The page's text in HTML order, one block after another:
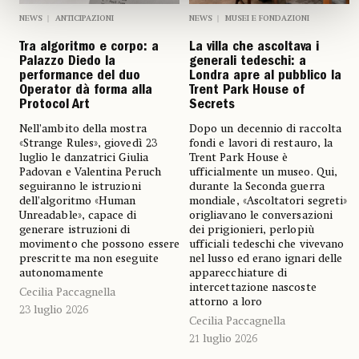
NEWS ANTICIPAZIONI
Tra algoritmo e corpo: a
Palazzo Diedo la
performance del duo
Operator dà forma alla
Protocol Art
Nell’ambito della mostra
«Strange Rules», giovedì 23
luglio le danzatrici Giulia
Padovan e Valentina Peruch
seguiranno le istruzioni
dell’algoritmo «Human
Unreadable», capace di
generare istruzioni di
movimento che possono essere
prescritte ma non eseguite
autonomamente
Cecilia Paccagnella
23 luglio 2026
NEWS MUSEI E FONDAZIONI
La villa che ascoltava i
generali tedeschi: a
Londra apre al pubblico la
Trent Park House of
Secrets
Dopo un decennio di raccolta
fondi e lavori di restauro, la
Trent Park House è
ufficialmente un museo. Qui,
durante la Seconda guerra
mondiale, «Ascoltatori segreti»
origliavano le conversazioni
dei prigionieri, perlopiù
ufficiali tedeschi che vivevano
nel lusso ed erano ignari delle
apparecchiature di
intercettazione nascoste
attorno a loro
Cecilia Paccagnella
21 luglio 2026